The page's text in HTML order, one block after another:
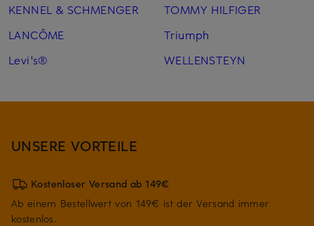
KENNEL & SCHMENGER
LANCÔME
Levi's®
TOMMY HILFIGER
Triumph
WELLENSTEYN
UNSERE VORTEILE
Kostenloser Versand ab 149€
Ab einem Bestellwert von 149€ ist der Versand immer
kostenlos.